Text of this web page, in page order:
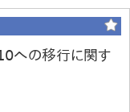
への移行に関す